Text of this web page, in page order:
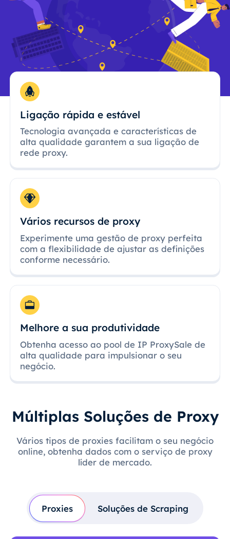
Ligação rápida e estável
Tecnologia avançada e características de
alta qualidade garantem a sua ligação de
rede proxy.
Vários recursos de proxy
Experimente uma gestão de proxy perfeita
com a flexibilidade de ajustar as definições
conforme necessário.
Melhore a sua produtividade
Obtenha acesso ao pool de IP ProxySale de
alta qualidade para impulsionar o seu
negócio.
Múltiplas Soluções de Proxy
Vários tipos de proxies facilitam o seu negócio
online, obtenha dados com o serviço de proxy
líder de mercado.
Proxies Soluções de Scraping